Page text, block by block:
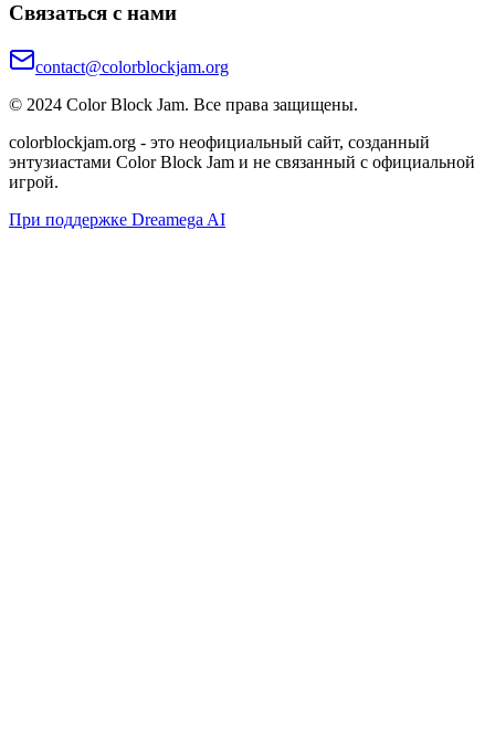
Связаться с нами
contact@colorblockjam.org
© 2024 Color Block Jam. Все права защищены.
colorblockjam.org - это неофициальный сайт, созданный
энтузиастами Color Block Jam и не связанный с официальной
игрой.
При поддержке Dreamega AI